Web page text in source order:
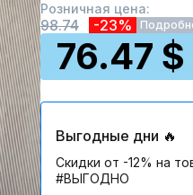
Розничная цена:
98.74 -23%
76.47 $
Выгодные дни 🔥
Скидки от -12% на
#ВЫГОДНО